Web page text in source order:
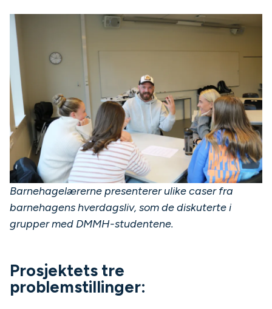
Barnehagelærerne presenterer ulike caser fra
barnehagens hverdagsliv, som de diskuterte i
grupper med DMMH-studentene.
Prosjektets tre
problemstillinger: